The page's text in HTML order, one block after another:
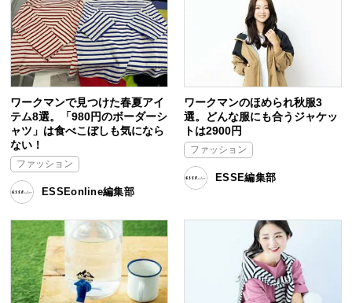
ワークマンで見つけた春夏アイ
テム8選。「980円のボーダーシ
ャツ」は食べこぼしも気になら
ない！
ファッション
ESSEonline編集部
ワークマンのほめられ秋服3
選。どんな服にも合うジャケッ
トは2900円
ファッション
ESSE編集部